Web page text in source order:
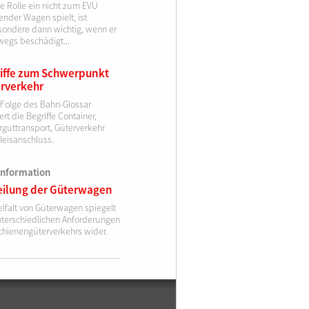
Rolle ein nicht zum EVU
Wagen spielt, ist
dann wichtig, wenn er
beschädigt...
zum Schwerpunkt
des Bahn-Glossar
die Begriffe Container,
Güterverkehr
der Güterwagen
von Güterwagen spiegelt
Anforderungen
wider.